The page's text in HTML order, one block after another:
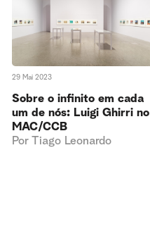
29 Mai 2023
Sobre o infinito em cada
um de nós: Luigi Ghirri no
MAC/CCB
Por Tiago Leonardo